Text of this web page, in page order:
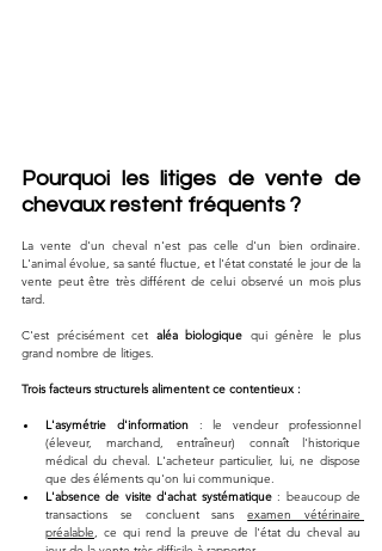
Pourquoi les litiges de vente de
chevaux restent fréquents ?
La vente d'un cheval n'est pas celle d'un bien ordinaire.
L'animal évolue, sa santé fluctue, et l'état constaté le jour de la
vente peut être très différent de celui observé un mois plus
tard.
C'est précisément cet aléa biologique qui génère le plus
grand nombre de litiges.
Trois facteurs structurels alimentent ce contentieux :
L'asymétrie d'information : le vendeur professionnel
(éleveur, marchand, entraîneur) connaît l'historique
médical du cheval. L'acheteur particulier, lui, ne dispose
que des éléments qu'on lui communique.
L'absence de visite d'achat systématique : beaucoup de
transactions se concluent sans examen vétérinaire
préalable, ce qui rend la preuve de l'état du cheval au